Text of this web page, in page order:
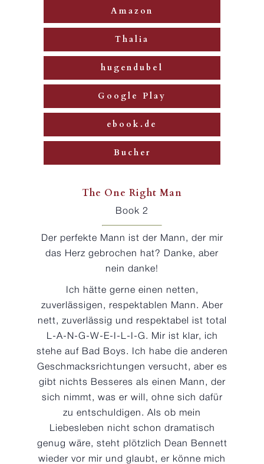
Amazon
Thalia
hugendubel
Google Play
ebook.de
Bucher
The One Right Man
Book 2
Der perfekte Mann ist der Mann, der mir
das Herz gebrochen hat? Danke, aber
nein danke!
Ich hätte gerne einen netten,
zuverlässigen, respektablen Mann. Aber
nett, zuverlässig und respektabel ist total
L-A-N-G-W-E-I-L-I-G. Mir ist klar, ich
stehe auf Bad Boys. Ich habe die anderen
Geschmacksrichtungen versucht, aber es
gibt nichts Besseres als einen Mann, der
sich nimmt, was er will, ohne sich dafür
zu entschuldigen. Als ob mein
Liebesleben nicht schon dramatisch
genug wäre, steht plötzlich Dean Bennett
wieder vor mir und glaubt, er könne mich